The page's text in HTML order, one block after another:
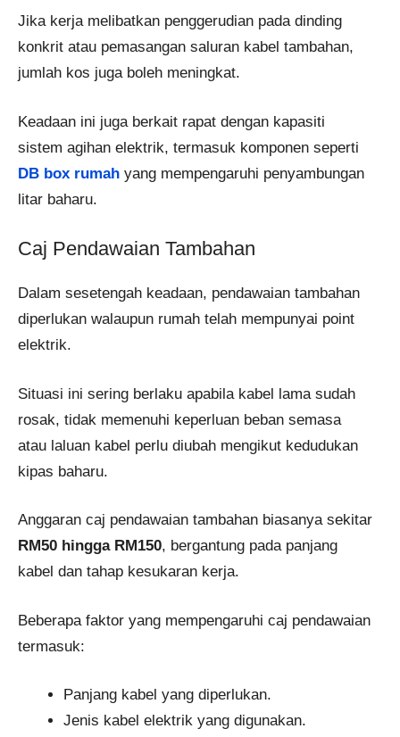
Jika kerja melibatkan penggerudian pada dinding
konkrit atau pemasangan saluran kabel tambahan,
jumlah kos juga boleh meningkat.
Keadaan ini juga berkait rapat dengan kapasiti
sistem agihan elektrik, termasuk komponen seperti
DB box rumah yang mempengaruhi penyambungan
litar baharu.
Caj Pendawaian Tambahan
Dalam sesetengah keadaan, pendawaian tambahan
diperlukan walaupun rumah telah mempunyai point
elektrik.
Situasi ini sering berlaku apabila kabel lama sudah
rosak, tidak memenuhi keperluan beban semasa
atau laluan kabel perlu diubah mengikut kedudukan
kipas baharu.
Anggaran caj pendawaian tambahan biasanya sekitar
RM50 hingga RM150, bergantung pada panjang
kabel dan tahap kesukaran kerja.
Beberapa faktor yang mempengaruhi caj pendawaian
termasuk:
Panjang kabel yang diperlukan.
Jenis kabel elektrik yang digunakan.